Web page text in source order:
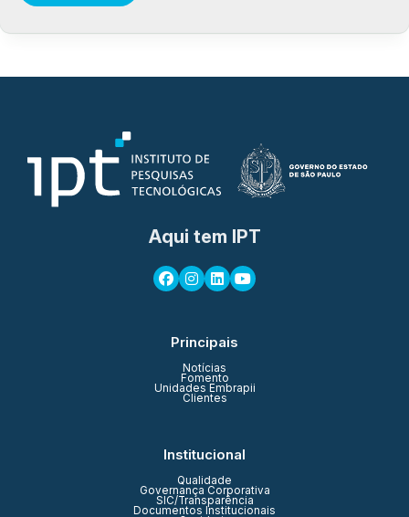
Aqui tem IPT
Principais
Notícias
Fomento
Unidades Embrapii
Clientes
Institucional
Qualidade
Governança Corporativa
SIC/Transparência
Documentos Institucionais